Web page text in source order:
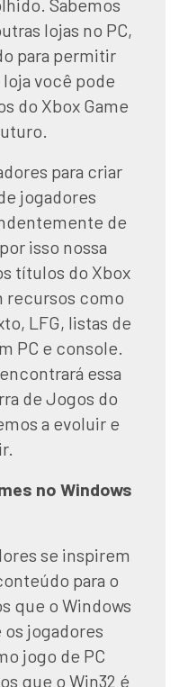
Sabemos
lojas no PC,
para permitir
você pode
do Xbox Game
para criar
jogadores
de
isso nossa
títulos do Xbox
recursos como
LFG, listas de
PC e console.
essa
de Jogos do
a evoluir e
no Windows
se inspirem
para o
que o Windows
os jogadores
jogo de PC
que o Win32 é